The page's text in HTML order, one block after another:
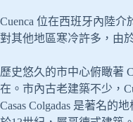
Cuenca 位在西班牙內陸
對其他地區寒冷許多，由
歷史悠久的市中心俯瞰著
在。市內古老建築不少，
Casas Colgadas 是著名的